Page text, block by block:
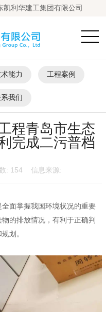
利华建工集团有限公司
能力 工程案例
我们
程青岛市生态
完成二污普档
: 154 信息来源:
面掌握我国环境状况的重要
的排放情况，有利于正确判
划。